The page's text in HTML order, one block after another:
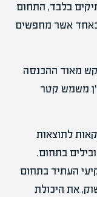
בלבד, התחום
כאחד אשר מחפשים
מאוד ההכנסה
משמש קטר
לתוצאות
בתחום.
העתיד בתחום
את היכולת